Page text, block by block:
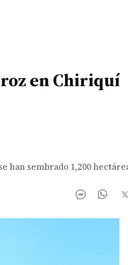
en Chiriquí
han sembrado 1,200